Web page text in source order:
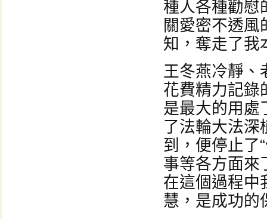
種人各種勸慰
關愛密不透
知，奪走了我
王冬燕冷靜、
花費精力記錄
是最大的用處
了法輪大法深
到，便停止了
事等各方面來
在這個過程中
慧，是成功的